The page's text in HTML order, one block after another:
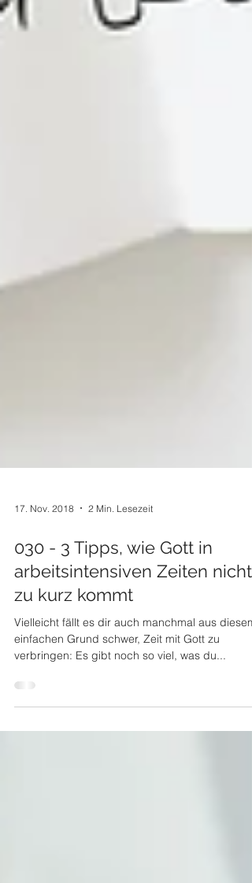
17. Nov. 2018 2 Min. Lesezeit
030 - 3 Tipps, wie Gott in
arbeitsintensiven Zeiten nicht
zu kurz kommt
Vielleicht fällt es dir auch manchmal aus diesem
verbringen: Es gibt noch so viel, was du...